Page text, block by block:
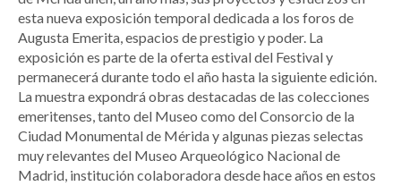
esta nueva exposición temporal dedicada a los foros de
Augusta Emerita, espacios de prestigio y poder. La
exposición es parte de la oferta estival del Festival y
permanecerá durante todo el año hasta la siguiente edición.
La muestra expondrá obras destacadas de las colecciones
emeritenses, tanto del Museo como del Consorcio de la
Ciudad Monumental de Mérida y algunas piezas selectas
muy relevantes del Museo Arqueológico Nacional de
Madrid, institución colaboradora desde hace años en estos